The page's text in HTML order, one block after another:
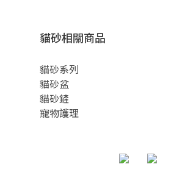
貓砂相關商品
貓砂系列
貓砂盆
貓砂鏟
寵物護理